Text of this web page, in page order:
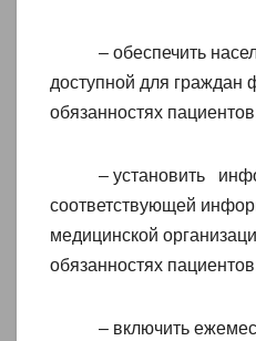
– обеспечить
доступной для граждан
обязанностях
– установить
соответствующей
медицинской
обязанностях
– включить